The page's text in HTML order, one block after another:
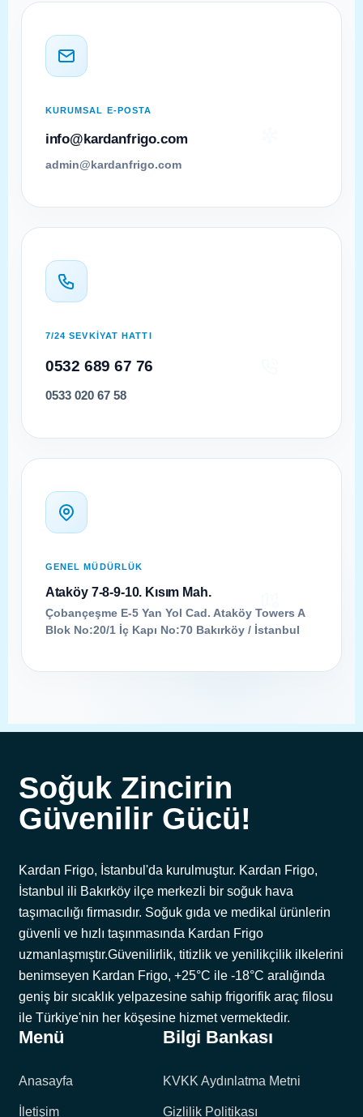
KURUMSAL E-POSTA
info@kardanfrigo.com
admin@kardanfrigo.com
7/24 SEVKİYAT HATTI
0532 689 67 76
0533 020 67 58
GENEL MÜDÜRLÜK
Ataköy 7-8-9-10. Kısım Mah.
Çobançeşme E-5 Yan Yol Cad. Ataköy Towers A
Blok No:20/1 İç Kapı No:70 Bakırköy / İstanbul
Soğuk Zincirin
Güvenilir Gücü!
Kardan Frigo, İstanbul'da kurulmuştur. Kardan Frigo,
İstanbul ili Bakırköy ilçe merkezli bir soğuk hava
taşımacılığı firmasıdır. Soğuk gıda ve medikal ürünlerin
güvenli ve hızlı taşınmasında Kardan Frigo
uzmanlaşmıştır.Güvenilirlik, titizlik ve yenilikçilik ilkelerini
benimseyen Kardan Frigo, +25°C ile -18°C aralığında
geniş bir sıcaklık yelpazesine sahip frigorifik araç filosu
ile Türkiye'nin her köşesine hizmet vermektedir.
Menü
Anasayfa
İletişim
Bilgi Bankası
KVKK Aydınlatma Metni
Gizlilik Politikası